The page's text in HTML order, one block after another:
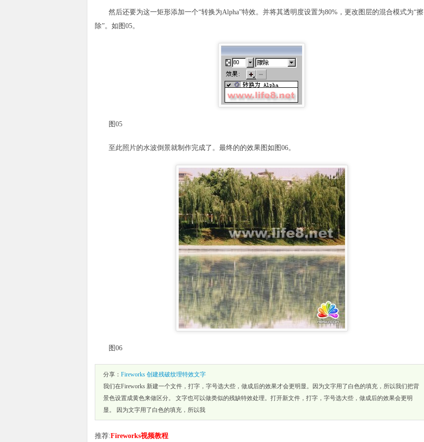
然后还要为这一矩形添加一个“转换为Alpha”特效。并将其透明度设置为80%，更改图层的混合模式为“擦
除”。如图05。
图05
至此照片的水波倒景就制作完成了。最终的的效果图如图06。
图06
分享： Fireworks 创建残破纹理特效文字
我们在Fireworks 新建一个文件，打字，字号选大些，做成后的效果才会更明显。因为文字用了白色的填充，所以我们把背
景色设置成黄色来做区分。 文字也可以做类似的残缺特效处理。打开新文件，打字，字号选大些，做成后的效果会更明
显。 因为文字用了白色的填充，所以我
推荐:Fireworks视频教程